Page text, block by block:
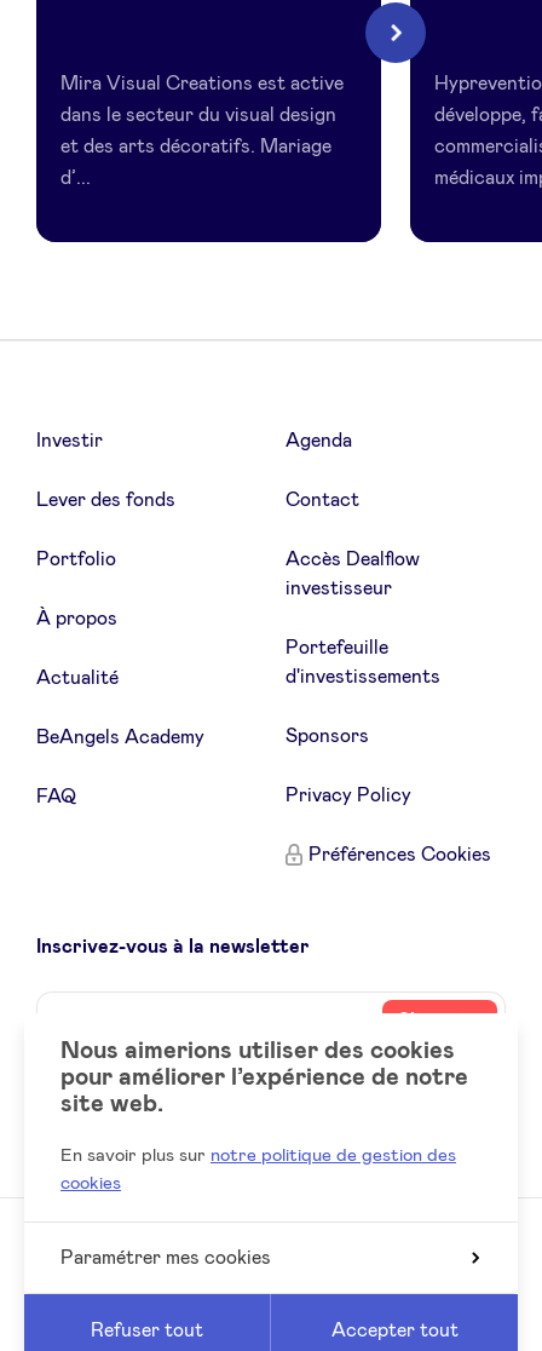
Mira Visual Creations est active
dans le secteur du visual design
et des arts décoratifs. Mariage
d’...
développe,
médicaux
Suivant
Investir
Lever des fonds
Portfolio
À propos
Actualité
BeAngels Academy
FAQ
Agenda
Contact
Accès Dealflow
investisseur
Portefeuille
d'investissements
Sponsors
Privacy Policy
Préférences Cookies
Inscrivez-vous à la newsletter
Name
Votre
email
Social
LinkedIn
Nous aimerions utiliser des cookies
pour améliorer l’expérience de notre
site web.
En savoir plus sur notre politique de gestion des
cookies
Paramétrer mes cookies
Refuser tout Accepter tout